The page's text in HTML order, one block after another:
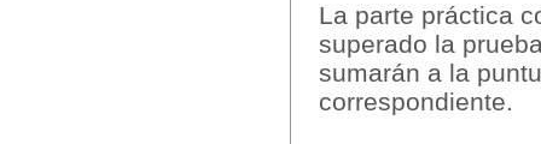
La parte práctica
superado la
sumarán a la
correspondiente.